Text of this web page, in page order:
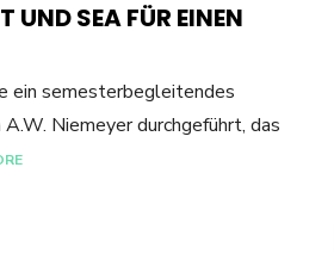
SEA FÜR EINEN
ein semesterbegleitendes
Niemeyer durchgeführt, das